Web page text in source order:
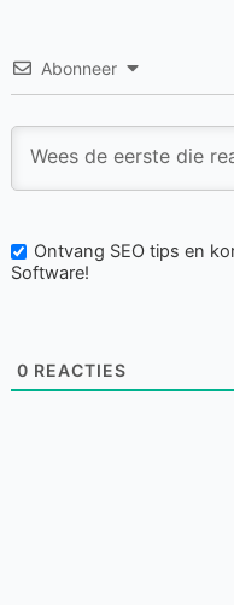
Abonneer
Ontvang SEO tips en
Software!
0 REACTIES